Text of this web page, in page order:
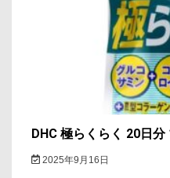
DHC 極らくらく 20日分
2025年9月16日